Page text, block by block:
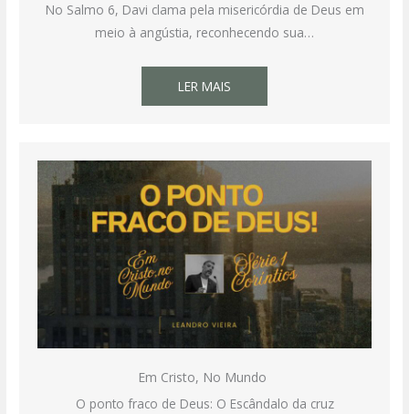
No Salmo 6, Davi clama pela misericórdia de Deus em
meio à angústia, reconhecendo sua…
LER MAIS
Em Cristo, No Mundo
O ponto fraco de Deus: O Escândalo da cruz